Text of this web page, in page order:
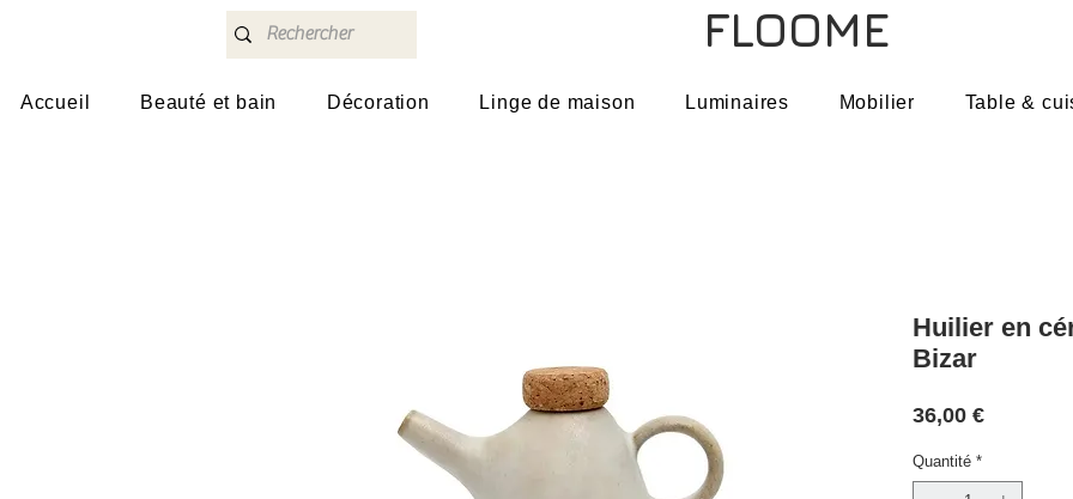
FLOOME
Accueil Beauté et bain Décoration Linge de maison Luminaires Mobilier Table &
Huilier en
Bizar
36,00 €Prix
Quantité *